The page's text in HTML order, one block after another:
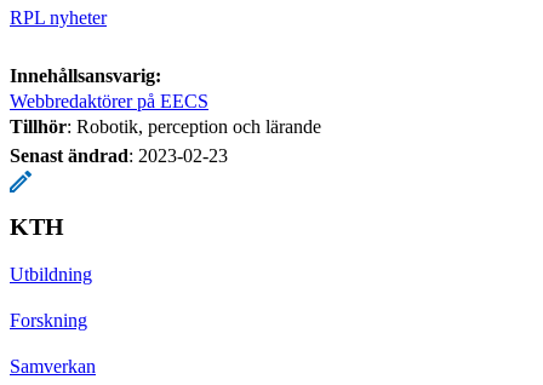
RPL nyheter
Innehållsansvarig:
Webbredaktörer på EECS
Tillhör: Robotik, perception och lärande
Senast ändrad: 2023-02-23
KTH
Utbildning
Forskning
Samverkan